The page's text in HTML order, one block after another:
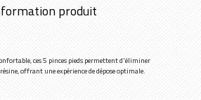
produit
ces 5 pinces pieds permettent d'éliminer
offrant une expérience de dépose optimale.